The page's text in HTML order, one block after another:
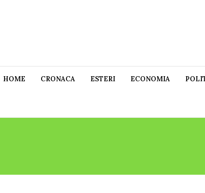
HOME CRONACA ESTERI ECONOMIA